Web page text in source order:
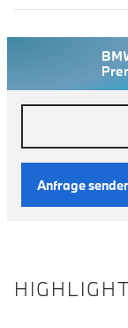
Anfrage